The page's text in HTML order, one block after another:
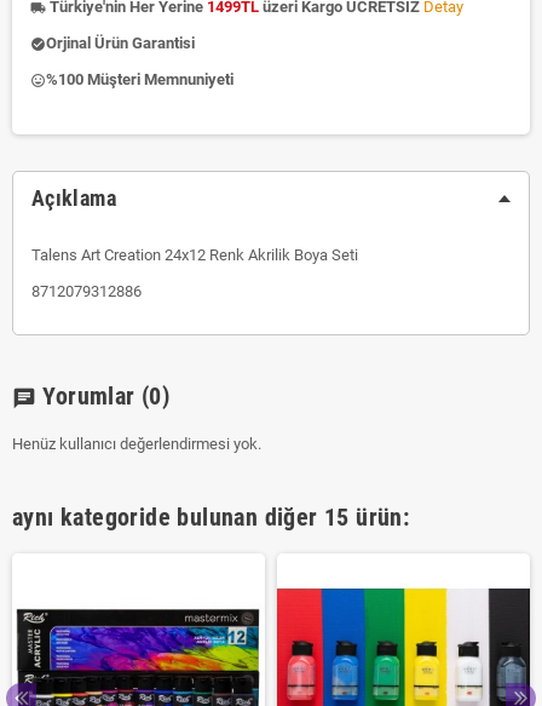
local_shipping Türkiye'nin Her Yerine 1499TL üzeri Kargo ÜCRETSİZ Detay
check_circleOrjinal Ürün Garantisi
insert_emoticon%100 Müşteri Memnuniyeti
Açıklama
Talens Art Creation 24x12 Renk Akrilik Boya Seti
8712079312886
chat Yorumlar (0)
Henüz kullanıcı değerlendirmesi yok.
aynı kategoride bulunan diğer 15 ürün: